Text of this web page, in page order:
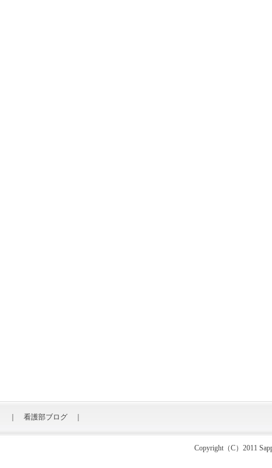
看護部ブログ
Copyright（C）2011